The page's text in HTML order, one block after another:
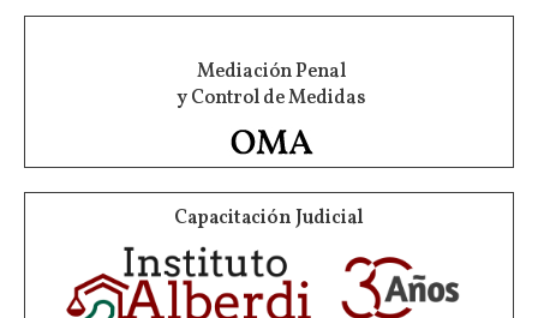
Mediación Penal
y Control de Medidas
Capacitación Judicial